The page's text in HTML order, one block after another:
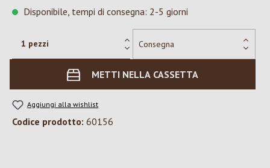
Disponibile, tempi di consegna: 2-5 giorni
METTI NELLA CASSETTA
Aggiungi alla wishlist
Codice prodotto: 60156